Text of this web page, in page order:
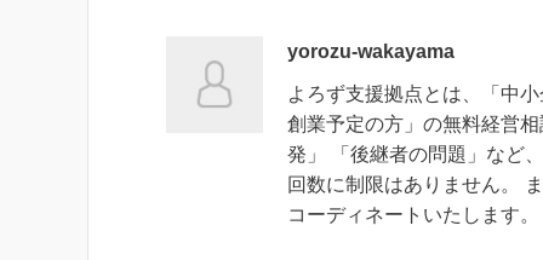
yorozu-wakayama
よろず支援拠点とは、「中
創業予定の方」の無料経営
発」 「後継者の問題」など
回数に制限はありません。
コーディネートいたします。